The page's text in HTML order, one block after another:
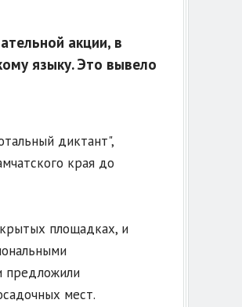
акции, в
языку. Это вывело
диктант",
края до
площадках, и
предложили
мест.